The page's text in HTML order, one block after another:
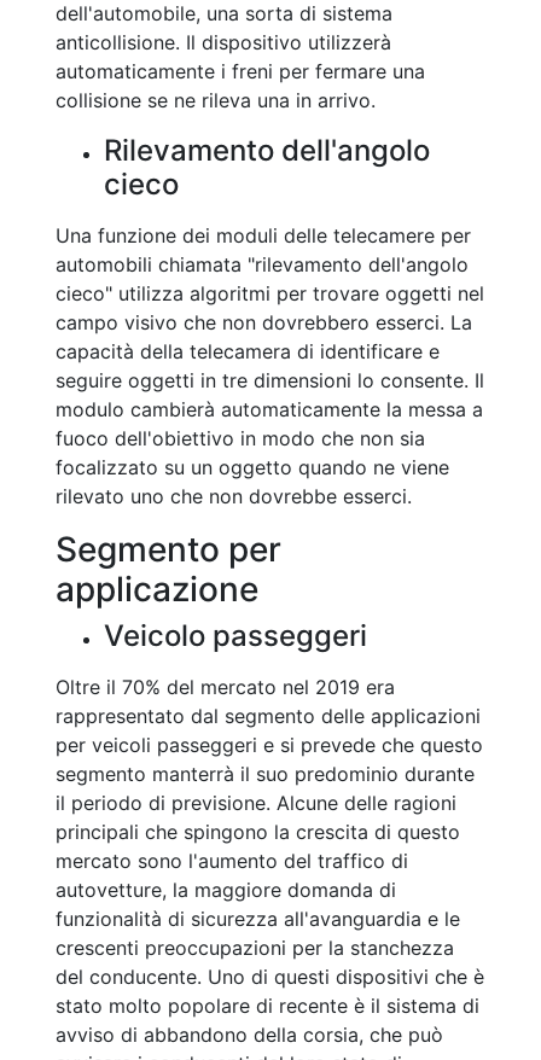
dell'automobile, una sorta di sistema
anticollisione. Il dispositivo utilizzerà
automaticamente i freni per fermare una
collisione se ne rileva una in arrivo.
Rilevamento dell'angolo
cieco
Una funzione dei moduli delle telecamere per
automobili chiamata "rilevamento dell'angolo
cieco" utilizza algoritmi per trovare oggetti nel
campo visivo che non dovrebbero esserci. La
capacità della telecamera di identificare e
seguire oggetti in tre dimensioni lo consente. Il
modulo cambierà automaticamente la messa a
fuoco dell'obiettivo in modo che non sia
focalizzato su un oggetto quando ne viene
rilevato uno che non dovrebbe esserci.
Segmento per
applicazione
Veicolo passeggeri
Oltre il 70% del mercato nel 2019 era
rappresentato dal segmento delle applicazioni
per veicoli passeggeri e si prevede che questo
segmento manterrà il suo predominio durante
il periodo di previsione. Alcune delle ragioni
principali che spingono la crescita di questo
mercato sono l'aumento del traffico di
autovetture, la maggiore domanda di
funzionalità di sicurezza all'avanguardia e le
crescenti preoccupazioni per la stanchezza
del conducente. Uno di questi dispositivi che è
stato molto popolare di recente è il sistema di
avviso di abbandono della corsia, che può